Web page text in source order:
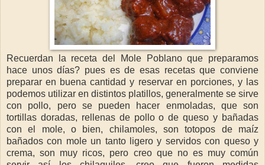
Recuerdan la receta del Mole Poblano que preparamos
hace unos días? pues es de esas recetas que conviene
preparar en buena cantidad y reservar en porciones, y las
podemos utilizar en distintos platillos, generalmente se sirve
con pollo, pero se pueden hacer enmoladas, que son
tortillas doradas, rellenas de pollo o de queso y bañadas
con el mole, o bien, chilamoles, son totopos de maíz
bañados con mole un tanto ligero y servidos con queso y
crema, son muy ricos, pero creo que no es muy común